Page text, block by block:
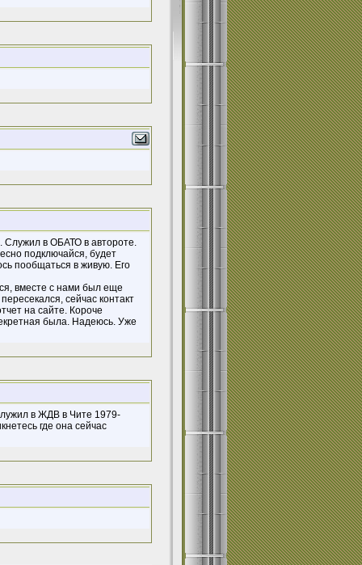
Служил в ОБАТО в автороте.
подключайся, будет
пообщаться в живую. Его
вместе с нами был еще
сейчас контакт
на сайте. Короче
была. Надеюсь. Уже
в ЖДВ в Чите 1979-
где она сейчас